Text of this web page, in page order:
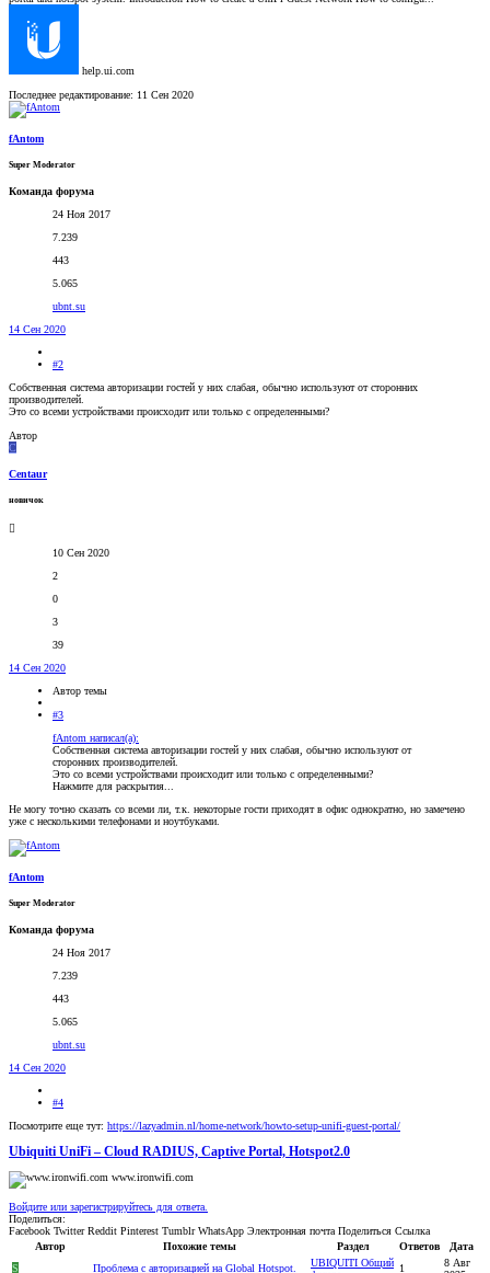
help.ui.com
Последнее редактирование: 11 Сен 2020
fAntom
Super Moderator
Команда форума
24 Ноя 2017
7.239
443
5.065
ubnt.su
14 Сен 2020
#2
Собственная система авторизации гостей у них слабая, обычно используют от сторонних
производителей.
Это со всеми устройствами происходит или только с определенными?
Автор
C
Centaur
новичок
10 Сен 2020
2
0
3
39
14 Сен 2020
Автор темы
#3
fAntom написал(а):
Собственная система авторизации гостей у них слабая, обычно используют от
сторонних производителей.
Это со всеми устройствами происходит или только с определенными?
Нажмите для раскрытия...
Не могу точно сказать со всеми ли, т.к. некоторые гости приходят в офис однократно, но замечено
уже с несколькими телефонами и ноутбуками.
fAntom
Super Moderator
Команда форума
24 Ноя 2017
7.239
443
5.065
ubnt.su
14 Сен 2020
#4
Посмотрите еще тут: https://lazyadmin.nl/home-network/howto-setup-unifi-guest-portal/
Ubiquiti UniFi – Cloud RADIUS, Captive Portal, Hotspot2.0
www.ironwifi.com
Войдите или зарегистрируйтесь для ответа.
Поделиться:
Facebook Twitter Reddit Pinterest Tumblr WhatsApp Электронная почта Поделиться Ссылка
Автор
Похожие темы Раздел Ответов
Дата
S
Проблема с авторизацией на Global Hotspot.
UBIQUITI Общий 1
8 Авг